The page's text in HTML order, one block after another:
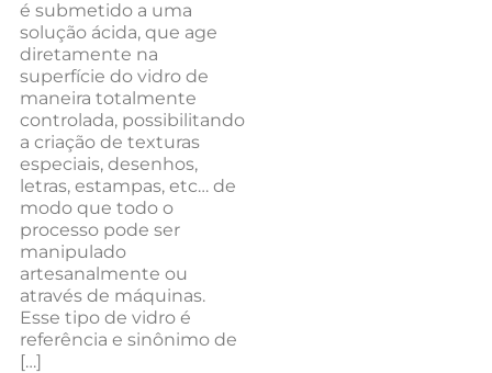
é submetido a uma
solução ácida, que age
diretamente na
superfície do vidro de
maneira totalmente
controlada, possibilitando
a criação de texturas
especiais, desenhos,
letras, estampas, etc… de
modo que todo o
processo pode ser
manipulado
artesanalmente ou
através de máquinas.
Esse tipo de vidro é
referência e sinônimo de
[…]